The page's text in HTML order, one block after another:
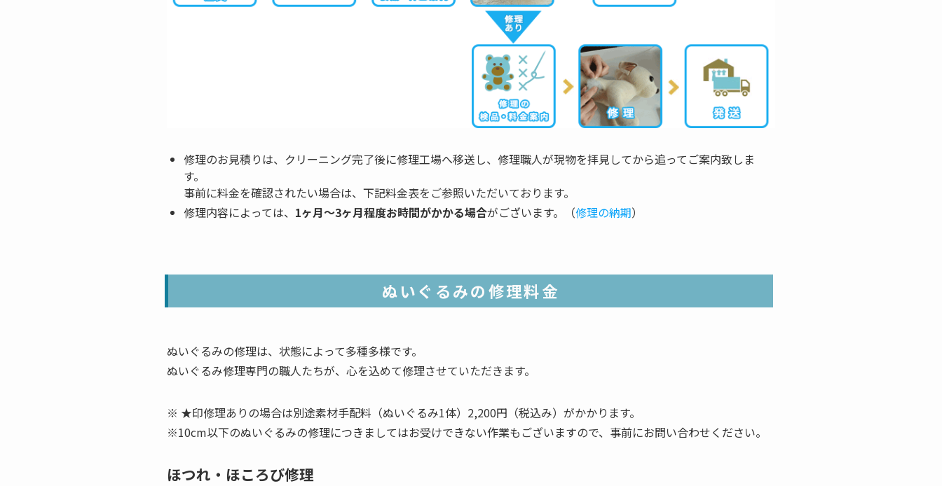
修理のお見積りは、クリーニング完了後に修理工場へ移送し、修理職人が現物を拝見してから追ってご案内致しま
す。
事前に料金を確認されたい場合は、下記料金表をご参照いただいております。
修理内容によっては、 1ヶ月～3ヶ月程度お時間がかかる場合がございます。（修理の納期）
ぬいぐるみの修理料金
ぬいぐるみの修理は、状態によって多種多様です。
ぬいぐるみ修理専門の職人たちが、心を込めて修理させていただきます。
※ ★印修理ありの場合は別途素材手配料（ぬいぐるみ1体）2,200円（税込み）がかかります。
※10cm以下のぬいぐるみの修理につきましてはお受けできない作業もございますので、事前にお問い合わせください。
ほつれ・ほころび修理